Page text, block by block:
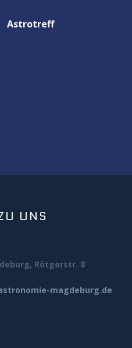
Astrotreff
UNS
Rötgerstr. 8
magdeburg.de